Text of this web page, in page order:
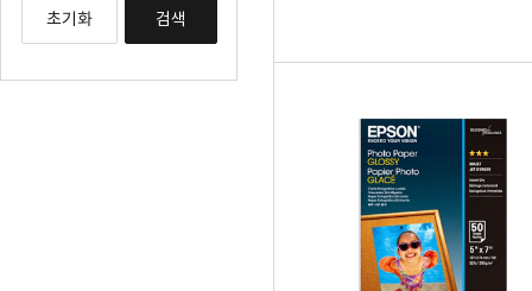
초기화 검색